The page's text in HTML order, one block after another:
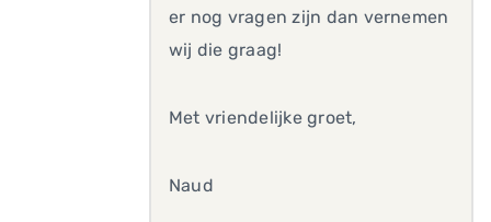
er nog vragen zijn dan vernemen
wij die graag!
Met vriendelijke groet,
Naud